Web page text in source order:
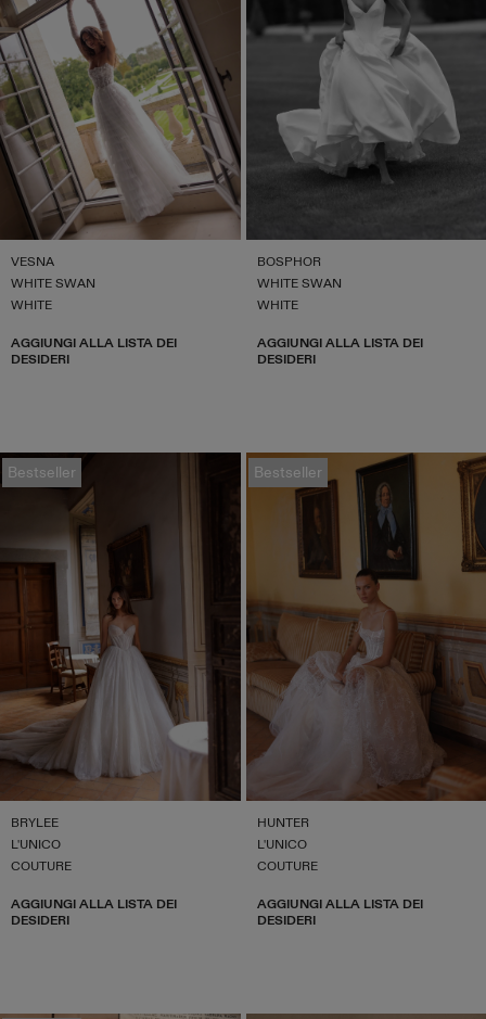
VESNA
WHITE SWAN
WHITE
AGGIUNGI ALLA LISTA DEI
DESIDERI
BOSPHOR
WHITE SWAN
WHITE
AGGIUNGI ALLA LISTA DEI
DESIDERI
Bestseller
BRYLEE
L'UNICO
COUTURE
AGGIUNGI ALLA LISTA DEI
DESIDERI
Bestseller
HUNTER
L'UNICO
COUTURE
AGGIUNGI ALLA LISTA DEI
DESIDERI